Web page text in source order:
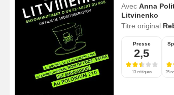
Avec Anna
Litvinenko
Titre original
Presse
2,5
13 critiques 25